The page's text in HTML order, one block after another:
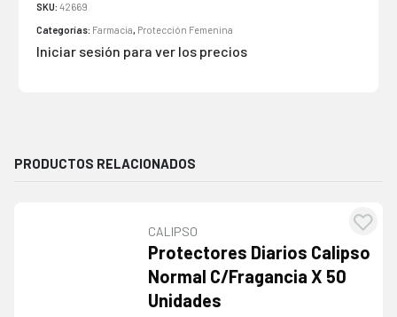
SKU: 42669
Categorías: Farmacia, Protección Femenina
Iniciar sesión para ver los precios
PRODUCTOS RELACIONADOS
CALIPSO
Protectores Diarios Calipso
Normal C/Fragancia X 50
Unidades